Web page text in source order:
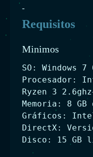
-
Requisitos
Minimos
SO: Windows
Procesador:
Ryzen 3
Memoria: 8 GB
Gráficos:
DirectX:
Disco: 15 GB